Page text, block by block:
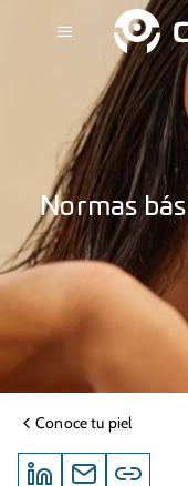
Normas
Conoce tu piel